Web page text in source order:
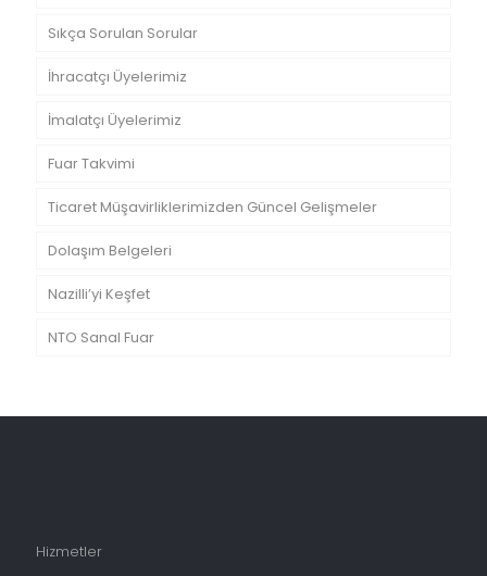
Sıkça Sorulan Sorular
İhracatçı Üyelerimiz
İmalatçı Üyelerimiz
Fuar Takvimi
Ticaret Müşavirliklerimizden Güncel Gelişmeler
Dolaşım Belgeleri
Nazilli’yi Keşfet
NTO Sanal Fuar
Hizmetler